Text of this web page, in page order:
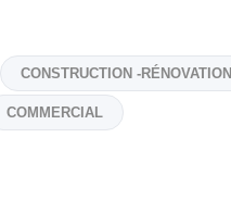
CONSTRUCTION -RÉNOVATION
COMMERCIAL